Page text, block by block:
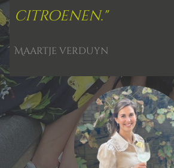
citroenen."
Maartje verduyn